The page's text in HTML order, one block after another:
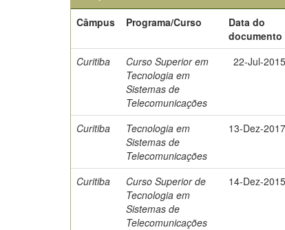
Câmpus
Programa/Curso
Data do
documento
Curitiba
Curso Superior em
Tecnologia em
Sistemas de
Telecomunicações
22-Jul-2015
Curitiba
Tecnologia em
Sistemas de
Telecomunicações
13-Dez-2017
Curitiba
Curso Superior de
Tecnologia em
Sistemas de
Telecomunicações
14-Dez-2015